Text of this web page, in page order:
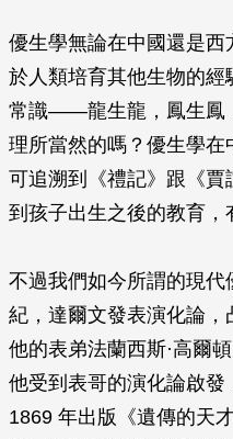
優生學無論在中國還是西
於人類培育其他生物的
常識——龍生龍，鳳生鳳
理所當然的嗎？優生學
可追溯到《禮記》跟《賈
到孩子出生之後的教育，
不過我們如今所謂的現
紀，達爾文發表演化論
他的表弟法蘭西斯·高爾
他受到表哥的演化論啟
1869 年出版《遺傳的天